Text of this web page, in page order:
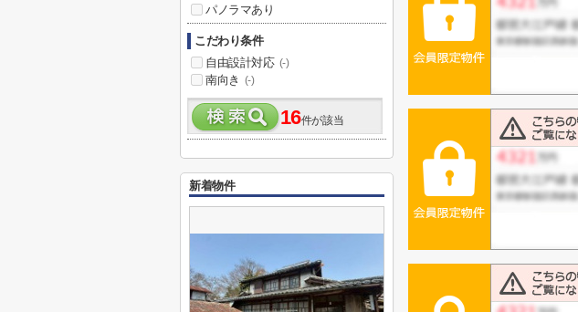
パノラマあり
こだわり条件
自由設計対応 (-)
南向き (-)
16件が該当
新着物件